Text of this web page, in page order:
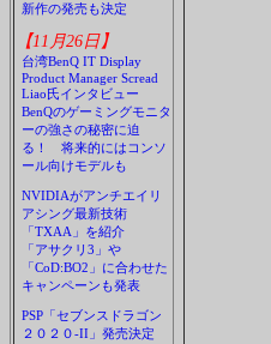
新作の発売も決定
【11月26日】
台湾BenQ IT Display
Product Manager Scread
Liao氏インタビュー
BenQのゲーミングモニタ
ーの強さの秘密に迫
る！ 将来的にはコンソ
ール向けモデルも
NVIDIAがアンチエイリ
アシング最新技術
「TXAA」を紹介
「アサクリ3」や
「CoD:BO2」に合わせた
キャンペーンも発表
PSP「セブンスドラゴン
２０２０-II」発売決定